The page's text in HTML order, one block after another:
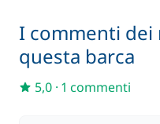
I commenti
questa barca
5,0 · 1 commenti